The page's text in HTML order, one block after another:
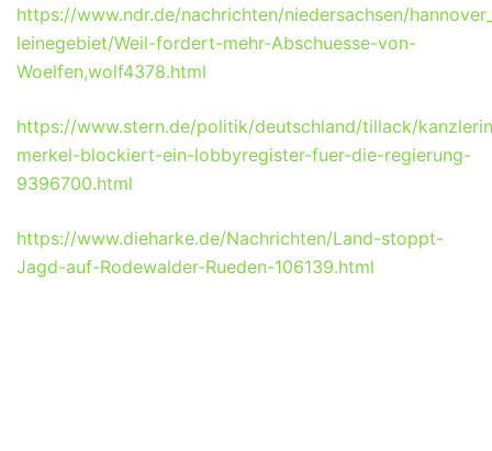
https://www.ndr.de/nachrichten/niedersachsen/
leinegebiet/Weil-fordert-mehr-Abschuesse-von-
Woelfen,wolf4378.html
https://www.stern.de/politik/deutschland/tillack/
merkel-blockiert-ein-lobbyregister-fuer-die-regierung-
9396700.html
https://www.dieharke.de/Nachrichten/Land-stoppt-
Jagd-auf-Rodewalder-Rueden-106139.html